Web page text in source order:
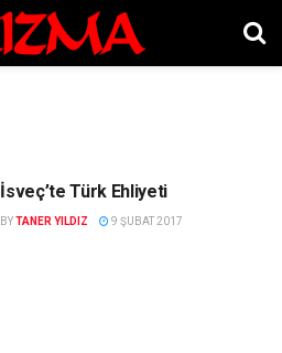
İsveç’te Türk Ehliyeti
BYTANER YILDIZ 9 ŞUBAT 2017